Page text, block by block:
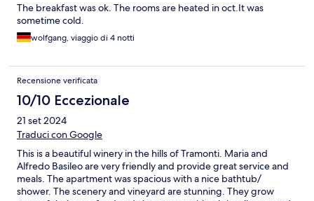
The breakfast was ok. The rooms are heated in oct.It was
sometime cold.
wolfgang, viaggio di 4 notti
Recensione verificata
10/10 Eccezionale
21 set 2024
Traduci con Google
This is a beautiful winery in the hills of Tramonti. Maria and
Alfredo Basileo are very friendly and provide great service and
meals. The apartment was spacious with a nice bathtub/
shower. The scenery and vineyard are stunning. They grow